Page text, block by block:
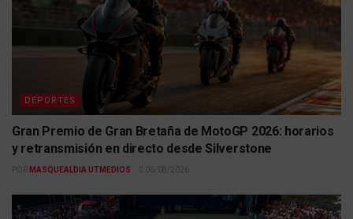
DEPORTES
Gran Premio de Gran Bretaña de MotoGP 2026: horarios
y retransmisión en directo desde Silverstone
POR MASQUEALDIA UTMEDIOS 06/08/2026